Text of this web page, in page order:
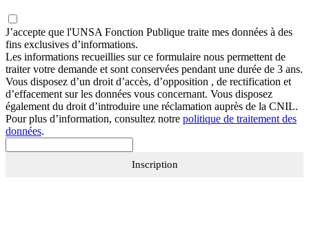
J’accepte que l'UNSA Fonction Publique traite mes données à des
fins exclusives d’informations.
Les informations recueillies sur ce formulaire nous permettent de
traiter votre demande et sont conservées pendant une durée de 3 ans.
Vous disposez d’un droit d’accès, d’opposition , de rectification et
d’effacement sur les données vous concernant. Vous disposez
également du droit d’introduire une réclamation auprès de la CNIL.
Pour plus d’information, consultez notre politique de traitement des
données.
Inscription